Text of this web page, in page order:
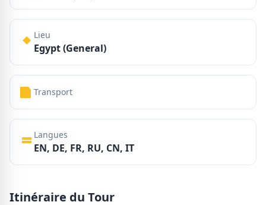
Lieu
Egypt (General)
Transport
Langues
EN, DE, FR, RU, CN, IT
Itinéraire du Tour